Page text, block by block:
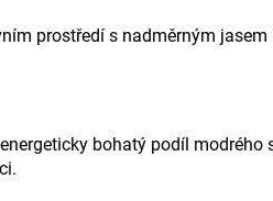
prostředí s nadměrným
bohatý podíl modrého